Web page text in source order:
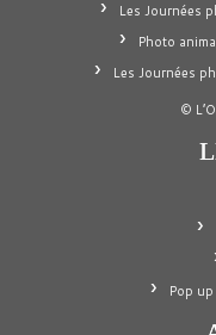
Les Journées
Photo
Les Journées
©
Pop